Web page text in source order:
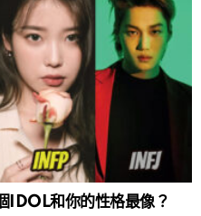
IDOL和你的性格最像？